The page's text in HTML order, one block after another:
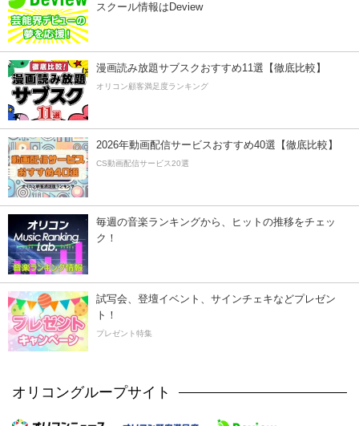
スクール情報はDeview
漫画読み放題サブスクおすすめ11選【徹底比較】
オリコン顧客満足度ランキング
2026年動画配信サービスおすすめ40選【徹底比較】
CS動画配信サービス20選
毎週の音楽ランキングから、ヒットの推移をチェッ
ク！
試写会、登壇イベント、サインチェキなどプレゼン
ト！
プレゼント特集
オリコングループサイト